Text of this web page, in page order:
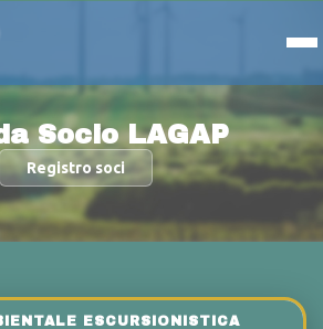
Socio LAGAP
Registro soci